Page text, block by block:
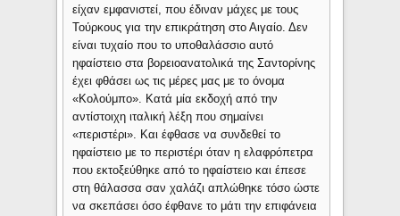
είχαν εμφανιστεί, που έδιναν μάχες με τους
Τούρκους για την επικράτηση στο Αιγαίο. Δεν
είναι τυχαίο που το υποθαλάσσιο αυτό
ηφαίστειο στα βορειοανατολικά της Σαντορίνης
έχει φθάσει ως τις μέρες μας με το όνομα
«Κολούμπο». Κατά μία εκδοχή από την
αντίστοιχη ιταλική λέξη που σημαίνει
«περιστέρι». Και έφθασε να συνδεθεί το
ηφαίστειο με το περιστέρι όταν η ελαφρόπετρα
που εκτοξεύθηκε από το ηφαίστειο και έπεσε
στη θάλασσα σαν χαλάζι απλώθηκε τόσο ώστε
να σκεπάσει όσο έφθανε το μάτι την επιφάνεια